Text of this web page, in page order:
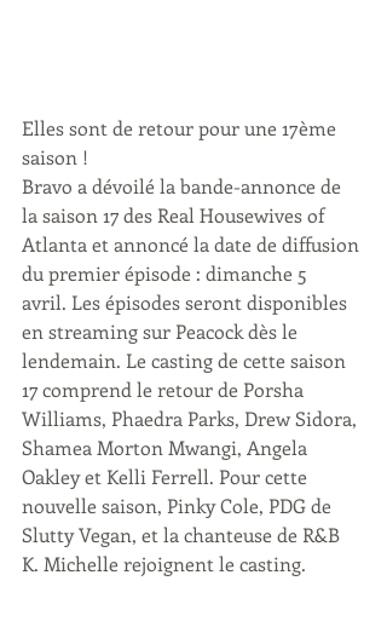
Elles sont de retour pour une 17ème
saison !
Bravo a dévoilé la bande-annonce de
la saison 17 des Real Housewives of
Atlanta et annoncé la date de diffusion
du premier épisode : dimanche 5
avril. Les épisodes seront disponibles
en streaming sur Peacock dès le
lendemain. Le casting de cette saison
17 comprend le retour de Porsha
Williams, Phaedra Parks, Drew Sidora,
Shamea Morton Mwangi, Angela
Oakley et Kelli Ferrell. Pour cette
nouvelle saison, Pinky Cole, PDG de
Slutty Vegan, et la chanteuse de R&B
K. Michelle rejoignent le casting.